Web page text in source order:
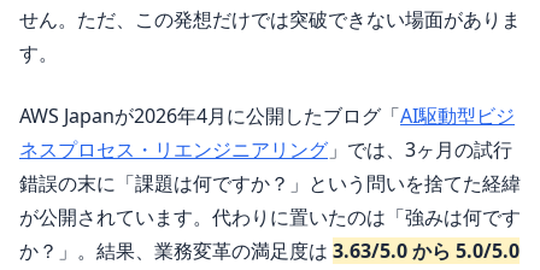
せん。ただ、この発想だけでは突破できない場面がありま
す。
AWS Japanが2026年4月に公開したブログ「AI駆動型ビジ
ネスプロセス・リエンジニアリング 」では、3ヶ月の試行
錯誤の末に「課題は何ですか？」という問いを捨てた経緯
が公開されています。代わりに置いたのは「強みは何です
か？」。結果、業務変革の満足度は 3.63/5.0 から 5.0/5.0